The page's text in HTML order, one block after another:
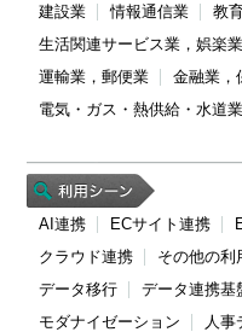
建設業
情報通信業
教
生活関連サービス業，娯楽業
運輸業，郵便業
金融業，
電気・ガス・熱供給・水道業
AI連携 ECサイト連携
クラウド連携
その他の利
データ移行
データ連携基
モダナイゼーション
人事